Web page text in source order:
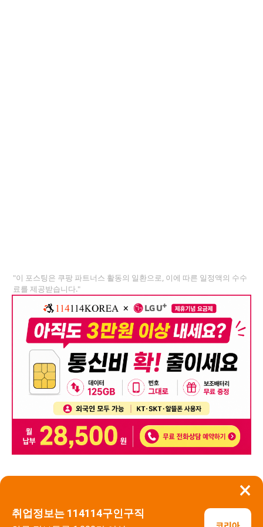
×
취업정보는 114114구인구직
"이 포스팅은 쿠팡 파트너스 활동의 일환으로, 이에 따른 일정액의 수수
료를 제공받습니다."